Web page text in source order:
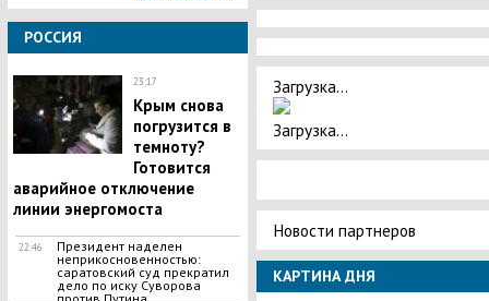
РОССИЯ
23:17
Крым снова
погрузится в
темноту?
Готовится
аварийное отключение
линии энергомоста
22:46
Президент наделен
неприкосновенностью:
саратовский суд прекратил
дело по иску Суворова
Загрузка...
Загрузка...
Новости партнеров
КАРТИНА ДНЯ